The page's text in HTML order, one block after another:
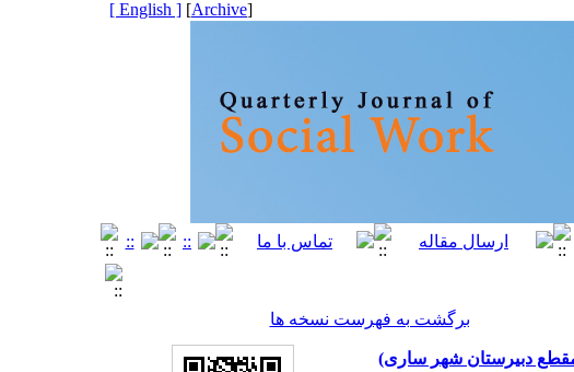
[
Archive
]
[ English ]
برگشت به فهرست نسخه ها
مقطع دبیرستان شهر ساری)